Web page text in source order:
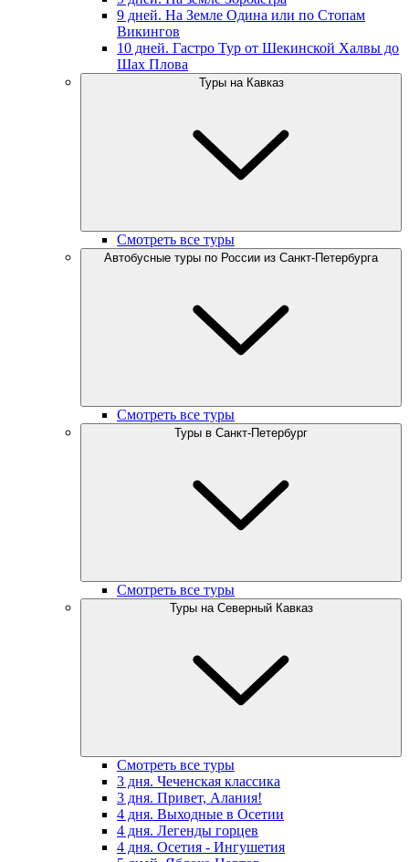
9 дней. На Земле Одина или по Стопам
Викингов
10 дней. Гастро Тур от Шекинской Халвы до
Шах Плова
Туры на Кавказ
Смотреть все туры
Автобусные туры по России из Санкт-Петербурга
Смотреть все туры
Туры в Санкт-Петербург
Смотреть все туры
Туры на Северный Кавказ
Смотреть все туры
3 дня. Чеченская классика
3 дня. Привет, Алания!
4 дня. Выходные в Осетии
4 дня. Легенды горцев
4 дня. Осетия - Ингушетия